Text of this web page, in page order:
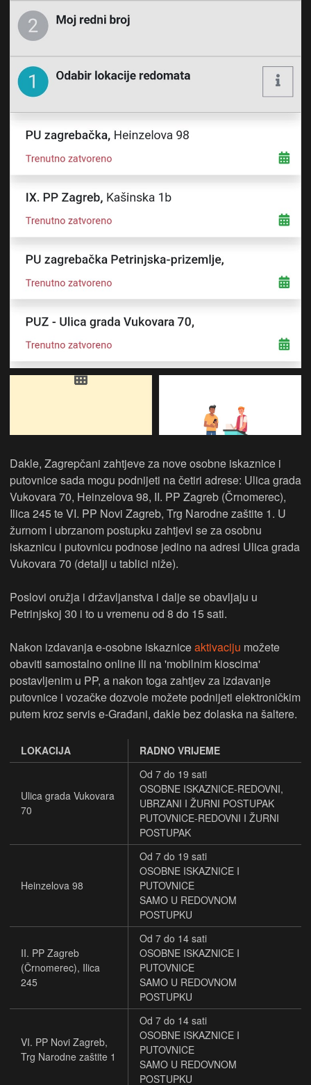
Dakle, Zagrepčani zahtjeve za nove osobne iskaznice i
putovnice sada mogu podnijeti na četiri adrese: Ulica grada
Vukovara 70, Heinzelova 98, II. PP Zagreb (Črnomerec),
Ilica 245 te VI. PP Novi Zagreb, Trg Narodne zaštite 1. U
žurnom i ubrzanom postupku zahtjevi se za osobnu
iskaznicu i putovnicu podnose jedino na adresi Ulica grada
Vukovara 70 (detalji u tablici niže).
Poslovi oružja i državljanstva i dalje se obavljaju u
Petrinjskoj 30 i to u vremenu od 8 do 15 sati.
Nakon izdavanja e-osobne iskazniceaktivaciju možete
obaviti samostalno online ili na 'mobilnim kioscima'
postavljenim u PP, a nakon toga zahtjev za izdavanje
putovnice i vozačke dozvole možete podnijeti elektroničkim
putem kroz servis e-Građani, dakle bez dolaska na šaltere.
LOKACIJA RADNO VRIJEME
Ulica grada Vukovara
70
Od 7 do 19 sati
OSOBNE ISKAZNICE-REDOVNI,
UBRZANI I ŽURNI POSTUPAK
PUTOVNICE-REDOVNI I ŽURNI
POSTUPAK
Heinzelova 98
Od 7 do 19 sati
OSOBNE ISKAZNICE I
PUTOVNICE
SAMO U REDOVNOM
POSTUPKU
II. PP Zagreb
(Črnomerec), Ilica
245
Od 7 do 14 sati
OSOBNE ISKAZNICE I
PUTOVNICE
SAMO U REDOVNOM
POSTUPKU
VI. PP Novi Zagreb,
Trg Narodne zaštite 1
Od 7 do 14 sati
OSOBNE ISKAZNICE I
PUTOVNICE
SAMO U REDOVNOM
POSTUPKU